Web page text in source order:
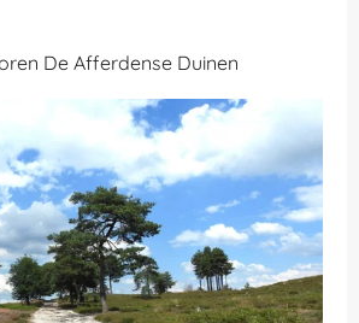
De Afferdense Duinen